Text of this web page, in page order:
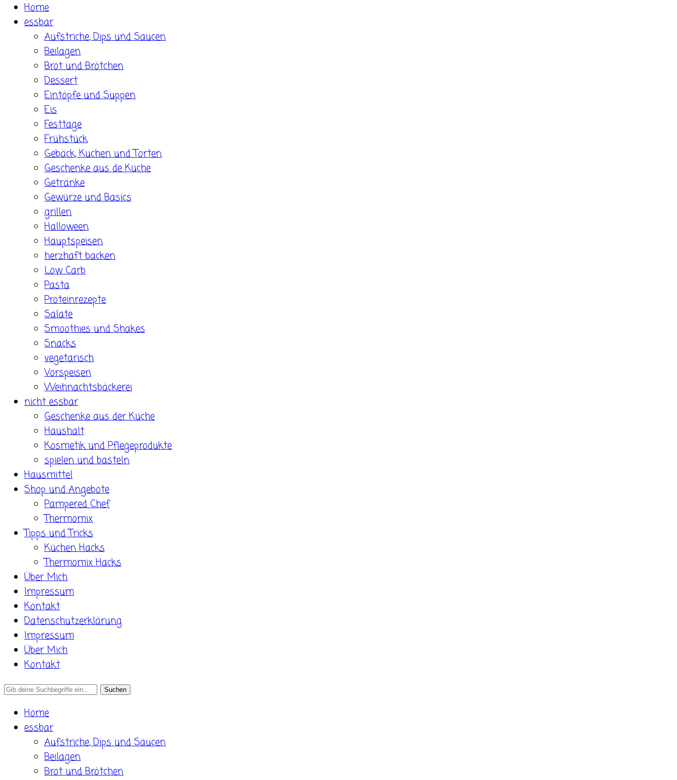
Home
essbar
Aufstriche, Dips und Saucen
Beilagen
Brot und Brötchen
Dessert
Eintöpfe und Suppen
Eis
Festtage
Frühstück
Gebäck, Kuchen und Torten
Geschenke aus de Küche
Getränke
Gewürze und Basics
grillen
Halloween
Hauptspeisen
herzhaft backen
Low Carb
Pasta
Proteinrezepte
Salate
Smoothies und Shakes
Snacks
vegetarisch
Vorspeisen
Weihnachtsbäckerei
nicht essbar
Geschenke aus der Küche
Haushalt
Kosmetik und Pflegeprodukte
spielen und basteln
Hausmittel
Shop und Angebote
Pampered Chef
Thermomix
Tipps und Tricks
Küchen Hacks
Thermomix Hacks
Über Mich
Impressum
Kontakt
Datenschutzerklärung
Impressum
Über Mich
Kontakt
Search
Home
essbar
Aufstriche, Dips und Saucen
Beilagen
Brot und Brötchen